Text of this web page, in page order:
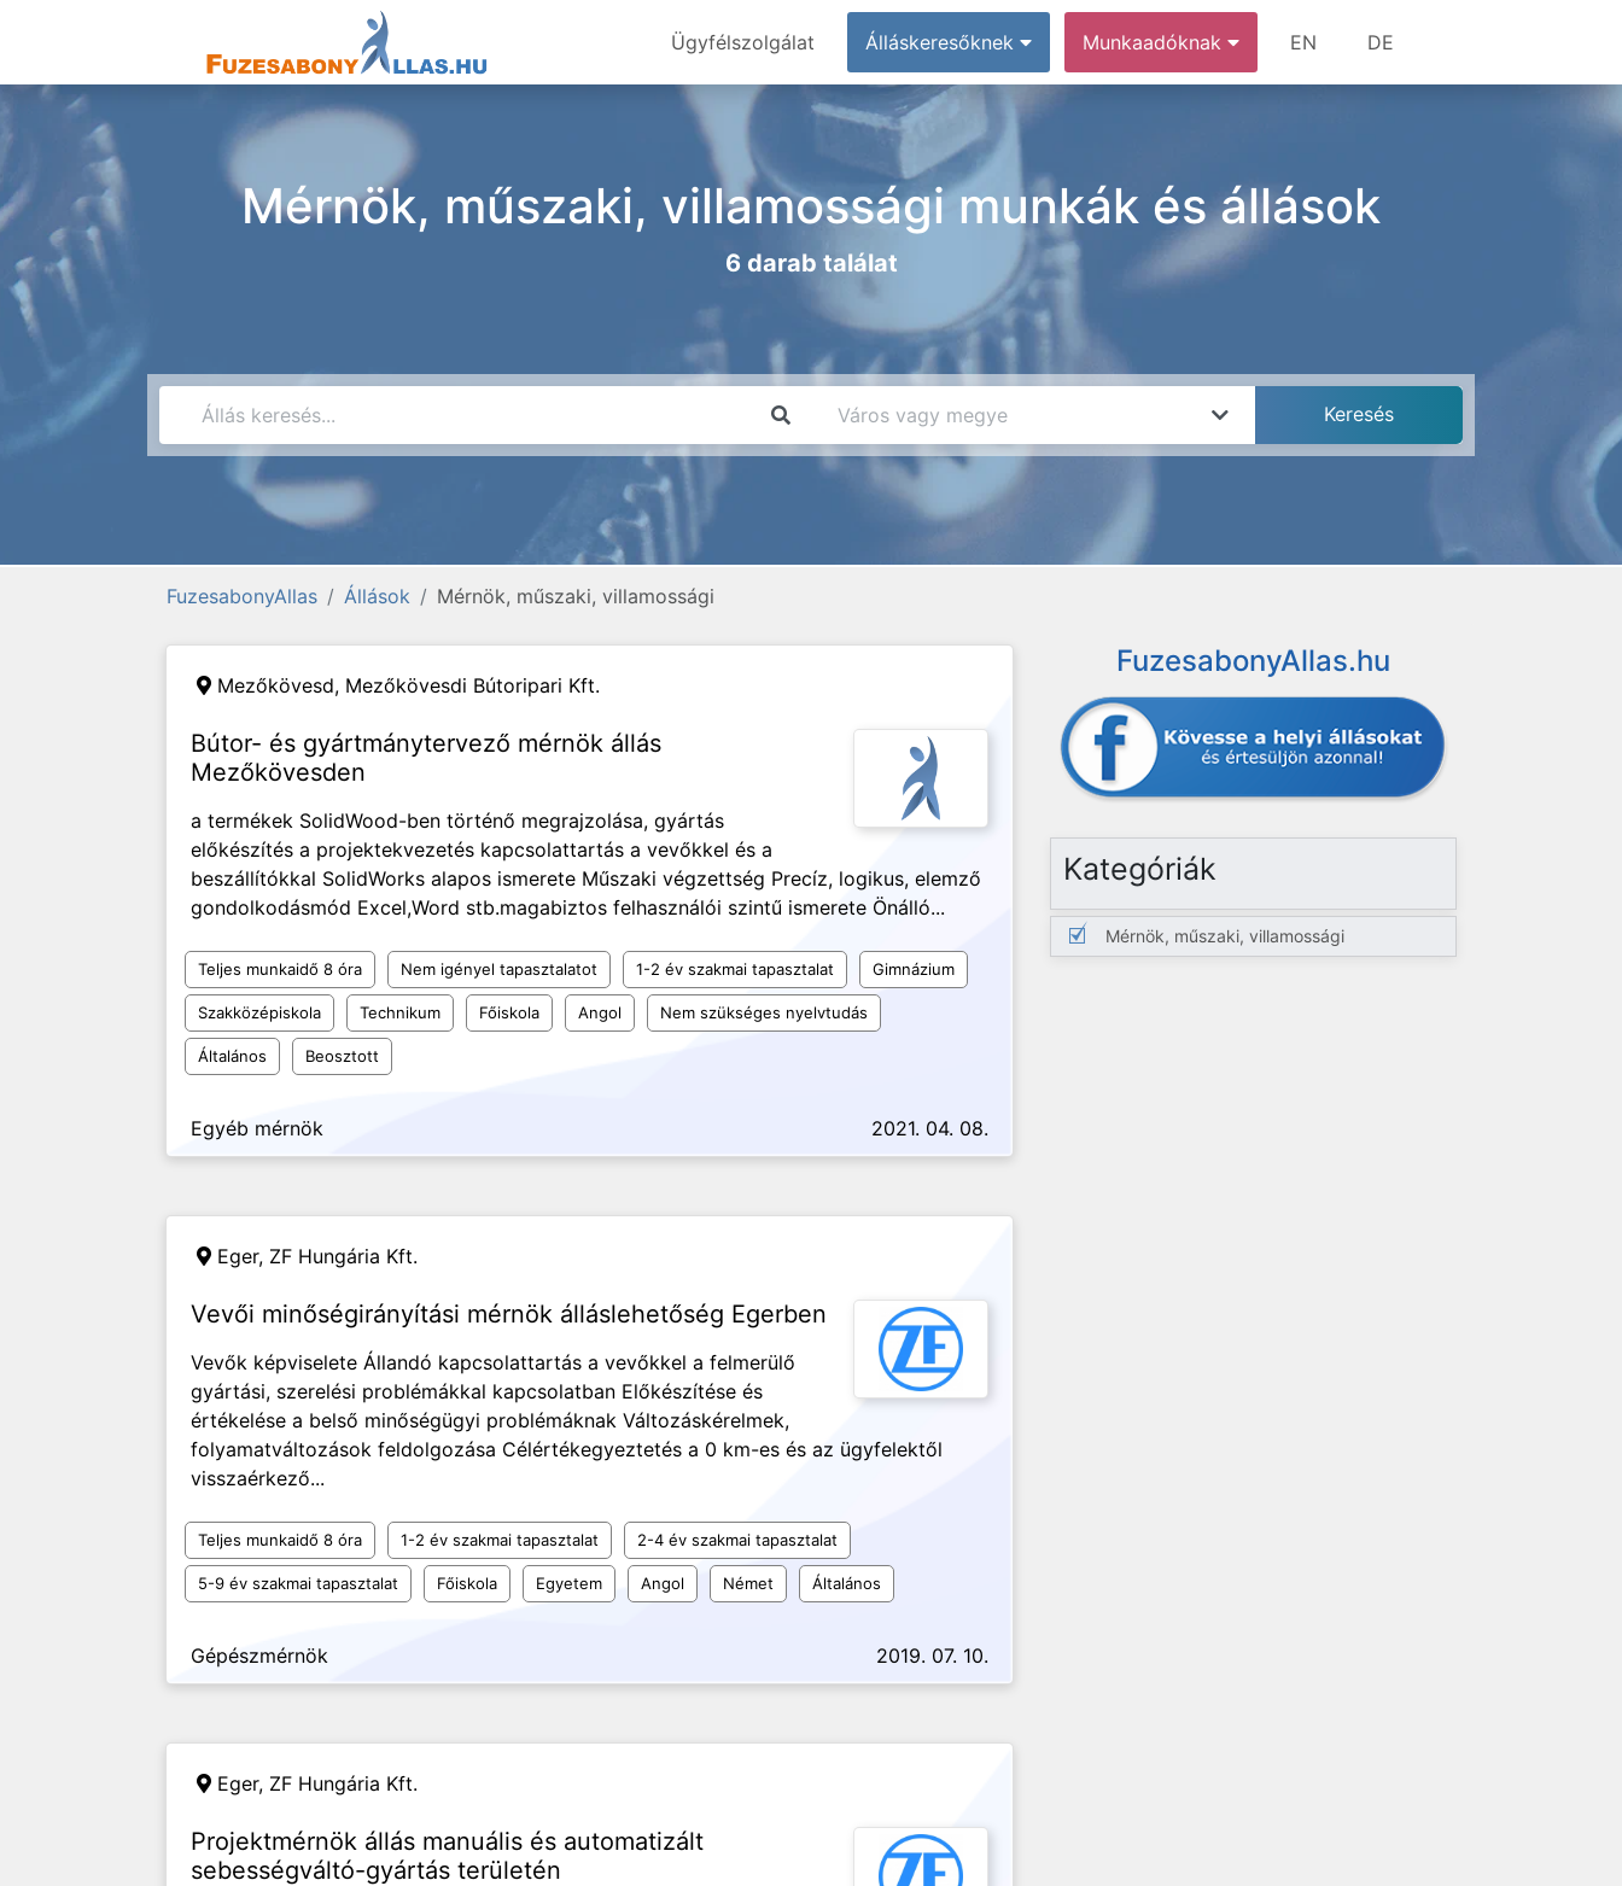
Ügyfélszolgálat Álláskeresőknek Munkaadóknak EN DE
Mérnök, műszaki, villamossági munkák és állások
6 darab találat
FuzesabonyAllas Állások Mérnök, műszaki, villamossági
Mezőkövesd, Mezőkövesdi Bútoripari Kft.
Bútor- és gyártmánytervező mérnök állás
Mezőkövesden
a termékek SolidWood-ben történő megrajzolása, gyártás
előkészítés a projektekvezetés kapcsolattartás a vevőkkel és a
beszállítókkal SolidWorks alapos ismerete Műszaki végzettség Precíz, logikus, elemző
gondolkodásmód Excel,Word stb.magabiztos felhasználói szintű ismerete Önálló...
Teljes munkaidő 8 óra Nem igényel tapasztalatot 1-2 év szakmai tapasztalat Gimnázium
Szakközépiskola Technikum Főiskola Angol Nem szükséges nyelvtudás
Általános Beosztott
Egyéb mérnök 2021. 04. 08.
Eger, ZF Hungária Kft.
Vevői minőségirányítási mérnök álláslehetőség Egerben
Vevők képviselete Állandó kapcsolattartás a vevőkkel a felmerülő
gyártási, szerelési problémákkal kapcsolatban Előkészítése és
értékelése a belső minőségügyi problémáknak Változáskérelmek,
folyamatváltozások feldolgozása Célértékegyeztetés a 0 km-es és az ügyfelektől
visszaérkező...
Teljes munkaidő 8 óra 1-2 év szakmai tapasztalat 2-4 év szakmai tapasztalat
5-9 év szakmai tapasztalat Főiskola Egyetem Angol Német Általános
Gépészmérnök 2019. 07. 10.
Eger, ZF Hungária Kft.
Projektmérnök állás manuális és automatizált
sebességváltó-gyártás területén
FuzesabonyAllas.hu
Kategóriák
Mérnök, műszaki, villamossági